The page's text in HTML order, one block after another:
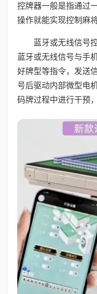
控牌器一般是指通过
操作就能实现控制麻
蓝牙或无线信号
蓝牙或无线信号与手
好牌型等指令，发送
号后驱动内部微型电
码牌过程中进行干预